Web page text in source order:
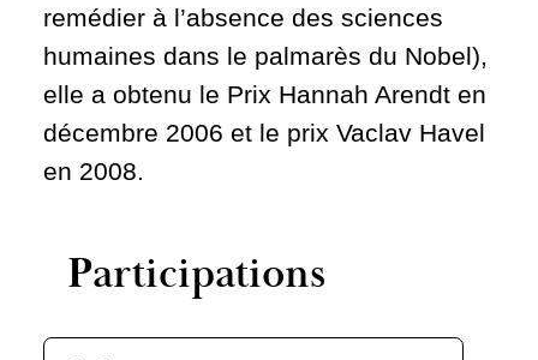
remédier à l’absence des sciences
humaines dans le palmarès du Nobel),
elle a obtenu le Prix Hannah Arendt en
décembre 2006 et le prix Vaclav Havel
en 2008.
Participations